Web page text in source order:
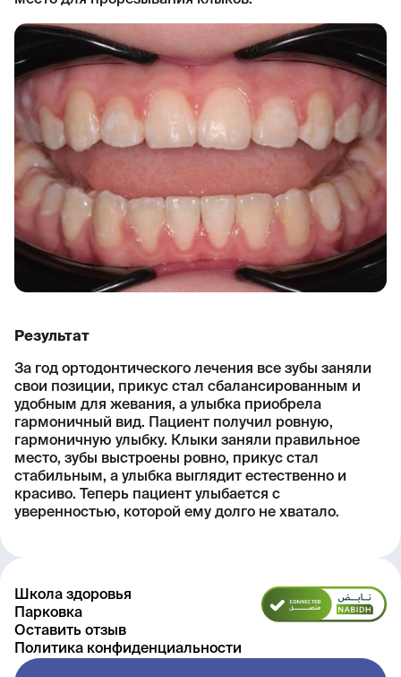
Результат
За год ортодонтического лечения все зубы заняли
свои позиции, прикус стал сбалансированным и
удобным для жевания, а улыбка приобрела
гармоничный вид. Пациент получил ровную,
гармоничную улыбку. Клыки заняли правильное
место, зубы выстроены ровно, прикус стал
стабильным, а улыбка выглядит естественно и
красиво. Теперь пациент улыбается с
уверенностью, которой ему долго не хватало.
Школа здоровья
Парковка
Оставить отзыв
Политика конфиденциальности